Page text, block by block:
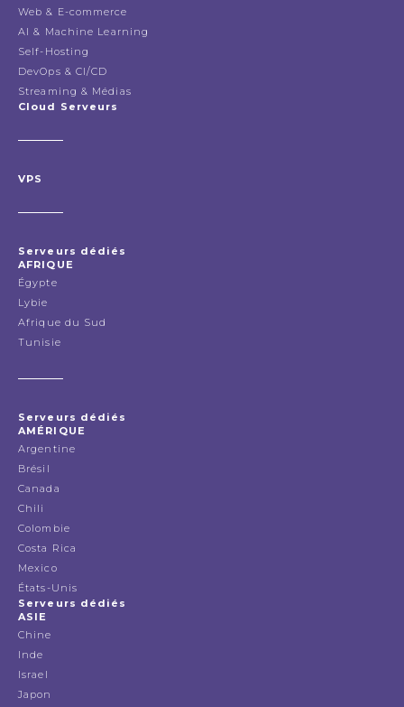
Web & E-commerce
AI & Machine Learning
Self-Hosting
DevOps & CI/CD
Streaming & Médias
Cloud Serveurs
VPS
Serveurs dédiés
AFRIQUE
Égypte
Lybie
Afrique du Sud
Tunisie
Serveurs dédiés
AMÉRIQUE
Argentine
Brésil
Canada
Chili
Colombie
Costa Rica
Mexico
États-Unis
Serveurs dédiés
ASIE
Chine
Inde
Israel
Japon